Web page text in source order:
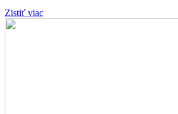
Zistiť viac